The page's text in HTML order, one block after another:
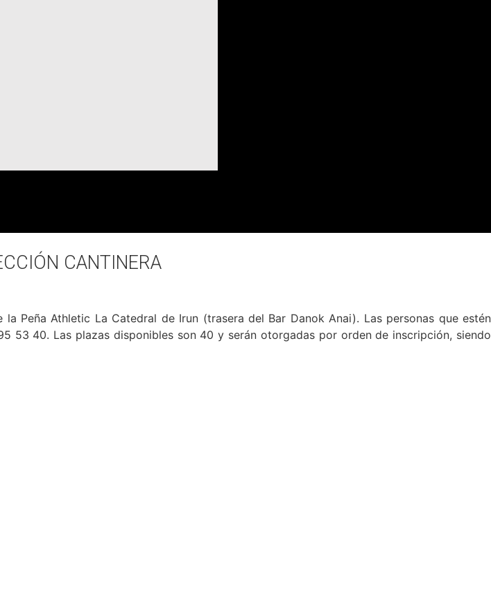
CANTINERA
Peña Athletic La Catedral de Irun (trasera del Bar Danok Anai). Las personas que estén
53 40. Las plazas disponibles son 40 y serán otorgadas por orden de inscripción, siendo